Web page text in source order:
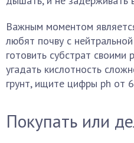
Важным моментом
любят почву с
готовить субстрат своими
угадать кислотность
грунт, ищите цифры ph от
Покупать или